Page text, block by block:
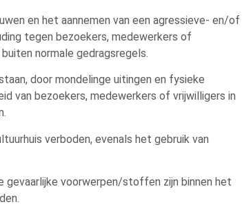
en het aannemen van een agressieve- en/of
tegen bezoekers, medewerkers of
normale gedragsregels.
door mondelinge uitingen en fysieke
van bezoekers, medewerkers of vrijwilligers in
verboden, evenals het gebruik van
gevaarlijke voorwerpen/stoffen zijn binnen het